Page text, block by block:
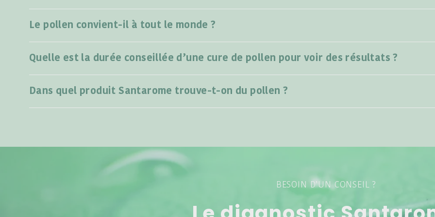
Le pollen convient-il à tout le monde ?
Quelle est la durée conseillée d’une cure de pollen pour voir des résultats ?
Dans quel produit Santarome trouve-t-on du pollen ?
BESOIN D’UN CONSEIL ?